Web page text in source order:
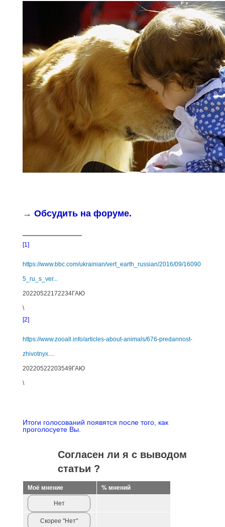
→ Обсудить на форуме.
[1]
https://www.bbc.com/ukrainian/vert_earth_russian/2016/09/16090
5_ru_s_ver...
20220522172234ГАЮ
\
[2]
https://www.zooall.info/articles-about-animals/676-predannost-
zhivotnyx....
20220522203549ГАЮ
\
Итоги голосований появятся после того, как
проголосуете Вы.
Согласен ли я с выводом
статьи ?
Моё мнение % мнений
Нет
Скорее "Нет"